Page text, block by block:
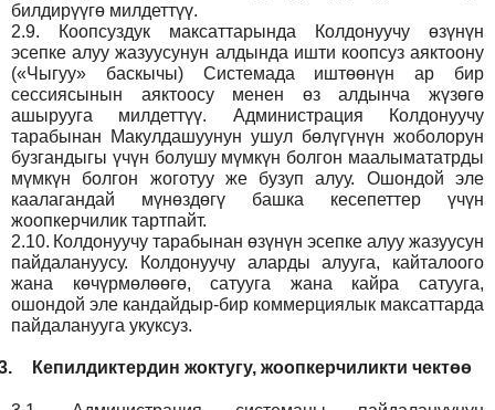
билдирүүгө милдеттүү.
2.9.
Коопсуздук максаттарында Колдонуучу өзүнүн
эсепке алуу жазуусунун алдында ишти коопсуз аяктоону
(«Чыгуу» баскычы) Системада иштөөнүн ар бир
сессиясынын аяктоосу менен өз алдынча жүзөгө
ашырууга милдеттүү. Администрация Колдонуучу
тарабынан Макулдашуунун ушул бөлүгүнүн жоболорун
бузгандыгы үчүн болушу мүмкүн болгон маалымататрды
мүмкүн болгон жоготуу же бузуп алуу. Ошондой эле
каалагандай мүнөздөгү башка кесепеттер үчүн
жоопкерчилик тартпайт.
2.10. Колдонуучу тарабынан өзүнүн эсепке алуу жазуусун
пайдалануусу. Колдонуучу аларды алууга, кайталоого
жана көчүрмөлөөгө, сатууга жана кайра сатууга,
ошондой эле кандайдыр-бир коммерциялык максаттарда
пайдаланууга укуксуз.
Кепилдиктердин жоктугу, жоопкерчиликти чектөө